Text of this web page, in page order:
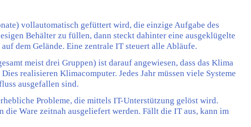
vollautomatisch gefüttert wird, die einzige Aufgabe des
Behälter zu füllen, dann steckt dahinter eine ausgeklügelte
dem Gelände. Eine zentrale IT steuert alle Abläufe.
meist drei Gruppen) ist darauf angewiesen, dass das Klima
realisieren Klimacomputer. Jedes Jahr müssen viele Systeme
ausgefallen sind.
Probleme, die mittels IT-Unterstützung gelöst wird.
Ware zeitnah ausgeliefert werden. Fällt die IT aus, kann im